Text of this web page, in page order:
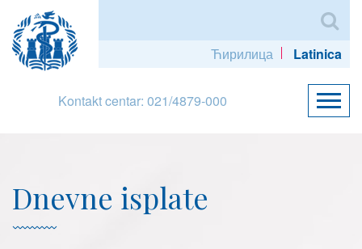
Ћирилица Latinica
Kontakt centar: 021/4879-000
Dnevne isplate